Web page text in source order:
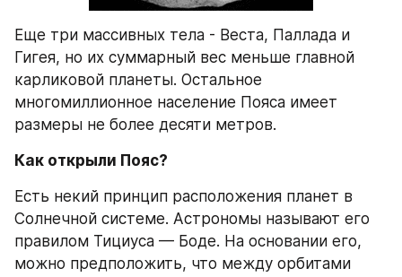
Еще три массивных тела - Веста, Паллада и
Гигея, но их суммарный вес меньше главной
карликовой планеты. Остальное
многомиллионное население Пояса имеет
размеры не более десяти метров.
Как открыли Пояс?
Есть некий принцип расположения планет в
Солнечной системе. Астрономы называют его
правилом Тициуса — Боде. На основании его,
можно предположить, что между орбитами